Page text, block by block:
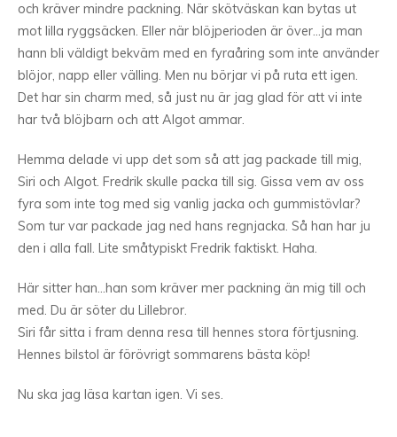
och kräver mindre packning. När skötväskan kan bytas ut
mot lilla ryggsäcken. Eller när blöjperioden är över…ja man
hann bli väldigt bekväm med en fyraåring som inte använder
blöjor, napp eller välling. Men nu börjar vi på ruta ett igen.
Det har sin charm med, så just nu är jag glad för att vi inte
har två blöjbarn och att Algot ammar.
Hemma delade vi upp det som så att jag packade till mig,
Siri och Algot. Fredrik skulle packa till sig. Gissa vem av oss
fyra som inte tog med sig vanlig jacka och gummistövlar?
Som tur var packade jag ned hans regnjacka. Så han har ju
den i alla fall. Lite småtypiskt Fredrik faktiskt. Haha.
Här sitter han…han som kräver mer packning än mig till och
med. Du är söter du Lillebror.
Siri får sitta i fram denna resa till hennes stora förtjusning.
Hennes bilstol är förövrigt sommarens bästa köp!
Nu ska jag läsa kartan igen. Vi ses.